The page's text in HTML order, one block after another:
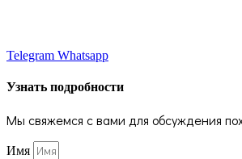
Telegram Whatsapp
Узнать подробности
Мы свяжемся с вами для обсуждения
Имя